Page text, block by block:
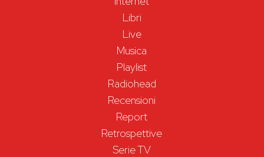
Libri
Live
Musica
Playlist
Radiohead
Recensioni
Report
Retrospettive
Serie TV